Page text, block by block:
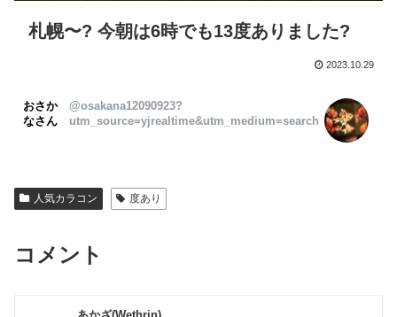
札幌〜? 今朝は6時でも13度ありました?
2023.10.29
おさか
なさん
@osakana12090923?
utm_source=yjrealtime&utm_medium=search
人気カラコン 度あり
コメント